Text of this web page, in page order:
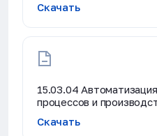
Скачать
15.03.04
процессов и
Скачать